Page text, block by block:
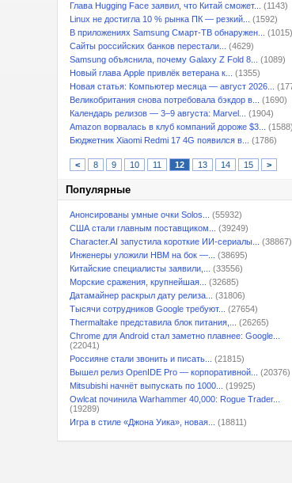
Глава Hugging Face заявил, что Китай сможет...
(1143)
Linux не достигла 10 % рынка ПК — резкий...
(1592)
В приложениях Samsung Смарт-ТВ обнаружен...
(1015)
Сайты российских банков перестали...
(4629)
Samsung объяснила, почему Galaxy Z Fold 8...
(1089)
Новый глава Apple привлёк ветерана к...
(1355)
Новая статья: Компьютер месяца — август 2026...
Великобритания снова потребовала бэкдор в...
(1690)
Календарь релизов — 3–9 августа: Marvel...
(1904)
Amazon ворвалась в клуб компаний дороже $3...
(1588)
Бюджетник Xiaomi Redmi 17 4G появился в...
(1786)
< 8 9 10 11 12 13 14 15 >
Популярные
Анонсированы умные очки Solos...
(55932)
США стали главным поставщиком...
(39249)
Character.AI запустила короткие ИИ-сериалы...
(38867)
Инженеры уложили HBM на бок —...
(38695)
Китайские специалисты заявили,...
(33556)
Морские сражения, крупнейшая...
(32685)
Датамайнер раскрыл дату релиза...
(31806)
Тысячи сотрудников Google требуют...
(27654)
Thermaltake представила блок питания,...
(26265)
Chrome для Android стал заметно плавнее: Google...
(22041)
Россияне стали звонить и писать...
(21815)
Вышел релиз OpenIDE Pro — корпоративной...
(20376)
Mitsubishi начнёт выпускать по 1000...
(19925)
Owlcat починила Warhammer 40,000: Rogue Trader...
(19289)
Игра в стиле «Джона Уика», новая...
(18811)